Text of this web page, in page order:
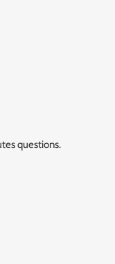
questions.